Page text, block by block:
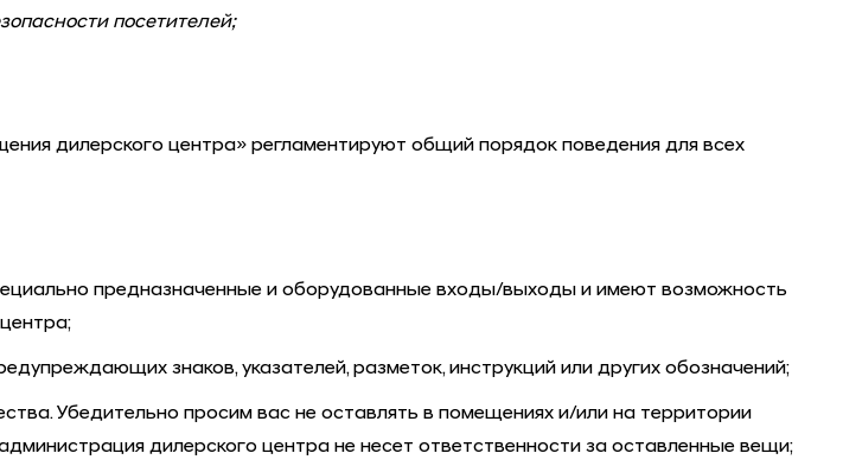
посетителей;
дилерского центра» регламентируют общий порядок поведения для всех
предназначенные и оборудованные входы/выходы и имеют возможность
знаков, указателей, разметок, инструкций или других обозначений;
Убедительно просим вас не оставлять в помещениях и/или на территории
дилерского центра не несет ответственности за оставленные вещи;